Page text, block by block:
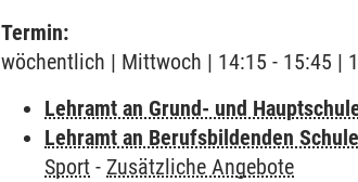
Termin:
wöchentlich | Mittwoch | 14:15 - 15:45 |
Lehramt an Grund- und
Lehramt an Berufsbildenden
Sport - Zusätzliche Angebote